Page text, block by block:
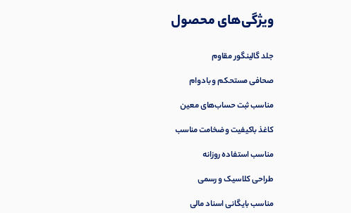
ویژگی‌های محصول
جلد گالینگور مقاوم
صحافی مستحکم و بادوام
مناسب ثبت حساب‌های معین
کاغذ باکیفیت و ضخامت مناسب
مناسب استفاده روزانه
طراحی کلاسیک و رسمی
مناسب بایگانی اسناد مالی